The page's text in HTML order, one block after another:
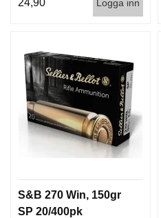
24,90 Logga inn
S&B 270 Win, 150gr
SP 20/400pk
D
V
A